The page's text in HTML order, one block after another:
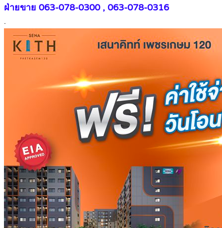
ฝ่ายขาย 063-078-0300 , 063-078-0316
.